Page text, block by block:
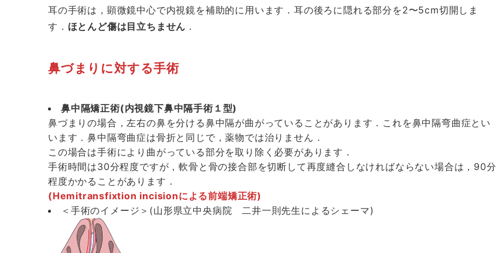
耳の手術は，顕微鏡中心で内視鏡を補助的に用います．耳の後ろに隠れる部分を2〜5cm切開しま
す． ほとんど傷は目立ちません ．
鼻づまりに対する手術
鼻中隔矯正術(内視鏡下鼻中隔手術１型)
鼻づまりの場合，左右の鼻を分ける鼻中隔が曲がっていることがあります．これを鼻中隔弯曲症とい
います．鼻中隔弯曲症は骨折と同じで，薬物では治りません．
この場合は手術により曲がっている部分を取り除く必要があります．
手術時間は30分程度ですが，軟骨と骨の接合部を切断して再度縫合しなければならない場合は，90分
程度かかることがあります．
(Hemitransfixtion incisionによる前端矯正術)
＜手術のイメージ＞(山形県立中央病院 二井一則先生によるシェーマ)